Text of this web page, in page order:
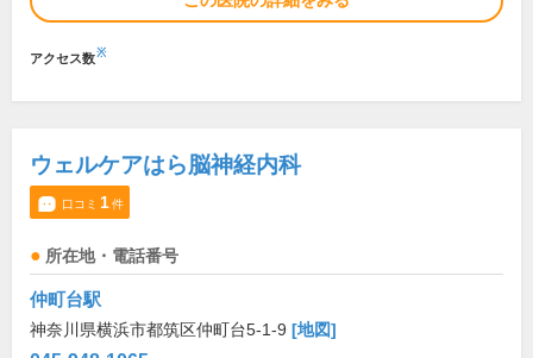
アクセス数※
ウェルケアはら脳神経内科
口コミ 1件
所在地・電話番号
仲町台駅
神奈川県横浜市都筑区仲町台5-1-9 [地図]